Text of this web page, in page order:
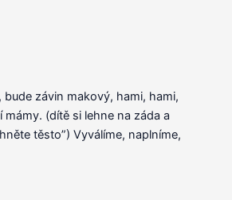
bude závin makový, hami, hami,
mámy. (dítě si lehne na záda a
těsto”) Vyválíme, naplníme,